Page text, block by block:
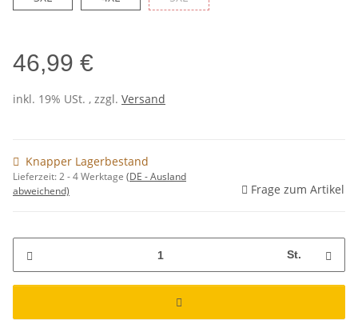
46,99 €
inkl. 19% USt. , zzgl. Versand
Knapper Lagerbestand
Lieferzeit:2 - 4 Werktage (DE - Ausland
abweichend)
Frage zum Artikel
St.